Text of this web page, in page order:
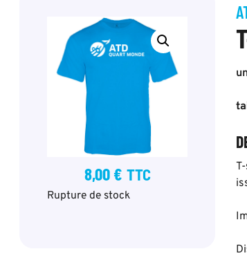
8,00€ TTC
Rupture de stock